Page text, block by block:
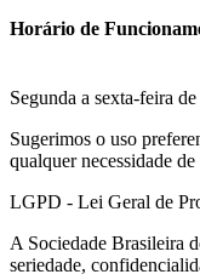
Horário de
Segunda a sexta-feira
Sugerimos o uso
qualquer necessidade
LGPD - Lei Geral de
A Sociedade Brasileira
seriedade,